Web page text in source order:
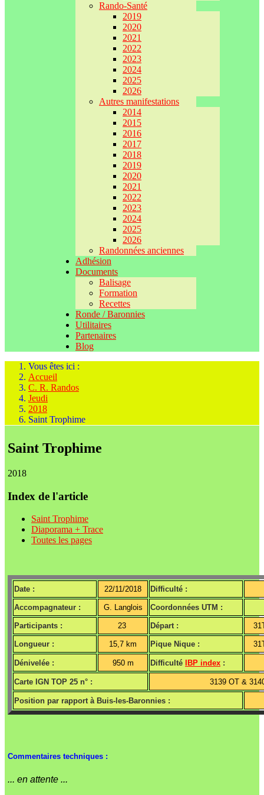
Rando-Santé
2019
2020
2021
2022
2023
2024
2025
2026
Autres manifestations
2014
2015
2016
2017
2018
2019
2020
2021
2022
2023
2024
2025
2026
Randonnées anciennes
Adhésion
Documents
Balisage
Formation
Recettes
Ronde / Baronnies
Utilitaires
Partenaires
Blog
Vous êtes ici :
Accueil
C. R. Randos
Jeudi
2018
Saint Trophime
Saint Trophime
2018
Index de l'article
Saint Trophime
Diaporama + Trace
Toutes les pages
Date : 22/11/2018 Difficulté :
Accompagnateur : G. Langlois Coordonnées UTM :
Participants : 23 Départ :
Longueur : 15,7 km Pique Nique :
Dénivelée : 950 m Difficulté IBP index :
Carte IGN TOP 25 n° : 3139 OT &
Position par rapport à Buis-les-Baronnies :
Commentaires techniques :
... en attente ...